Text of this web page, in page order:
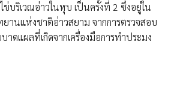
บริเวณอ่าวในหุบ เป็นครั้งที่ 2 ซึ่งอยู่ใน
นแห่งชาติอ่าวสยาม จากการตรวจสอบ
าดแผลที่เกิดจากเครื่องมือการทำประมง